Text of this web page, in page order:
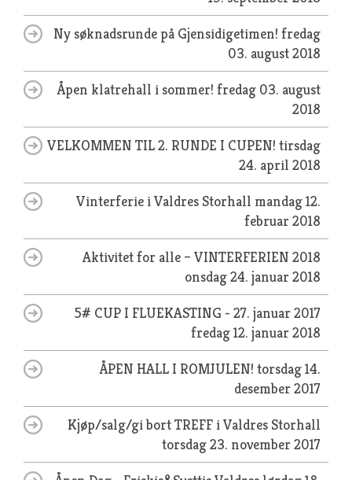
Ny søknadsrunde på Gjensidigetimen! fredag
03. august 2018
Åpen klatrehall i sommer! fredag 03. august
2018
VELKOMMEN TIL 2. RUNDE I CUPEN! tirsdag
24. april 2018
Vinterferie i Valdres Storhall mandag 12.
februar 2018
Aktivitet for alle – VINTERFERIEN 2018
onsdag 24. januar 2018
5# CUP I FLUEKASTING - 27. januar 2017
fredag 12. januar 2018
ÅPEN HALL I ROMJULEN! torsdag 14.
desember 2017
Kjøp/salg/gi bort TREFF i Valdres Storhall
torsdag 23. november 2017